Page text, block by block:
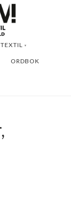
TEXTIL
ORDBOK